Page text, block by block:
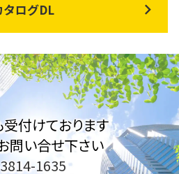
タログDL
付けております
問い合せ下さい
1635